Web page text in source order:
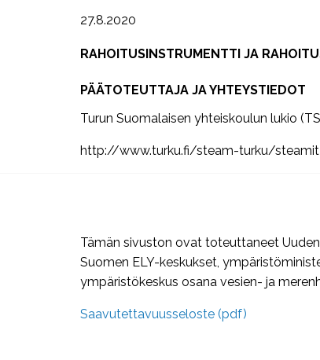
27.8.2020
RAHOITUSINSTRUMENTTI JA
PÄÄTOTEUTTAJA JA YHTEYSTIEDOT
Turun Suomalaisen yhteiskoulun lukio
http://www.turku.fi/steam-turku/
Tämän sivuston ovat toteuttaneet
Suomen ELY-keskukset,
ympäristökeskus osana vesien- ja
Saavutettavuusseloste (pdf)